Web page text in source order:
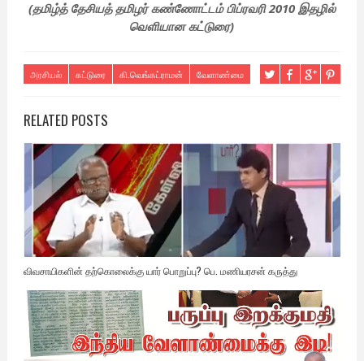
(தமிழ்த் தேசியத் தமிழர் கண்ணோட்டம் பிப்ரவரி 2010 இதழில்
வெளியான கட்டுரை)
அரசியல் கட்டுரை கி.வெங்கட்ராமன் வேளாண்மை
RELATED POSTS
விவசாயிகளின் தற்கொலைக்கு யார் பொறுப்பு? பெ. மணியரசன் கருத்து